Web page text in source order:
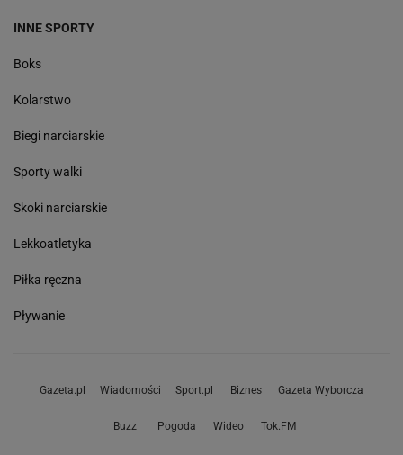
INNE SPORTY
Boks
Kolarstwo
Biegi narciarskie
Sporty walki
Skoki narciarskie
Lekkoatletyka
Piłka ręczna
Pływanie
Gazeta.pl Wiadomości Sport.pl Biznes Gazeta Wyborcza
Buzz Pogoda Wideo Tok.FM